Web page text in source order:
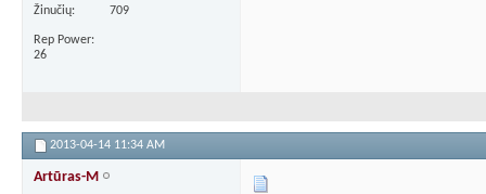
Žinučių
709
Rep Power
26
2013-04-14 11:34 AM
Artūras-M